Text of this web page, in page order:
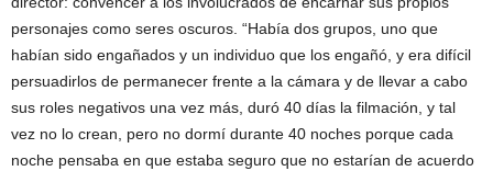
personajes como seres oscuros. “Había dos grupos, uno que
habían sido engañados y un individuo que los engañó, y era difícil
persuadirlos de permanecer frente a la cámara y de llevar a cabo
sus roles negativos una vez más, duró 40 días la filmación, y tal
vez no lo crean, pero no dormí durante 40 noches porque cada
noche pensaba en que estaba seguro que no estarían de acuerdo